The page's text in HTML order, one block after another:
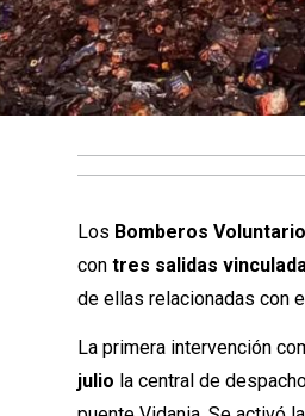
Los Bomberos
contres salidas
de ellas relacionadas con
La primera intervención
julio la central de